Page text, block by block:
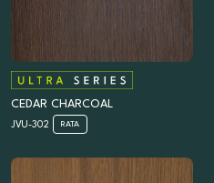
CEDAR CHARCOAL
JVU-302 RATA